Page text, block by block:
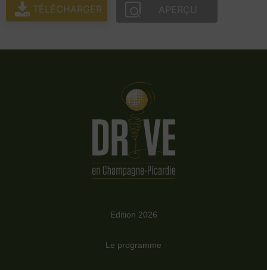
TÉLÉCHARGER APERÇU
Edition 2026
Le programme